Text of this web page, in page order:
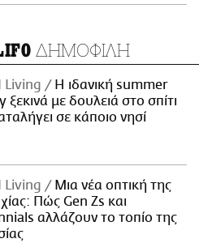
ΔΗΜΟΦΙΛΗ
Living
Η ιδανική summer
ξεκινά με δουλειά στο σπίτι
σε κάποιο νησί
Living
Μια νέα οπτική της
Πώς Gen Zs και
αλλάζουν το τοπίο της